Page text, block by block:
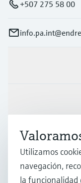
+507 275 58 00
Soporte
Compañía
Utilizamos
navegación,
la funcionalidad